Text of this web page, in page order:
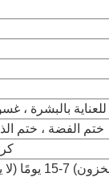
بالبشرة ،
ختم الفضة ، ختم